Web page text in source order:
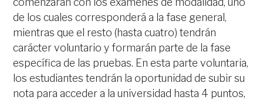
de los cuales corresponderá a la fase general,
mientras que el resto (hasta cuatro) tendrán
carácter voluntario y formarán parte de la fase
específica de las pruebas. En esta parte voluntaria,
los estudiantes tendrán la oportunidad de subir su
nota para acceder a la universidad hasta 4 puntos,